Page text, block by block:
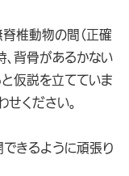
椎動物の間（正確
背骨があるかない
仮説を立てていま
ください。
きるように頑張り